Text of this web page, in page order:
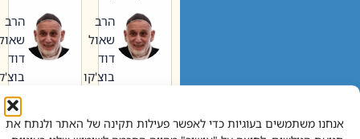
אנחנו משתמשים בעוגיות כדי לאפשר פעילות תקינה של האתר ולנתח את
הגדול לעם הרב
שאול
דוד
בוצ'קו
לשמוע קול תורה – מדרש
אליהו: בין
קנאות
הורסת
לקנאות
בונה
הרב
שאול
דוד
בוצ'קו
לשמוע קול